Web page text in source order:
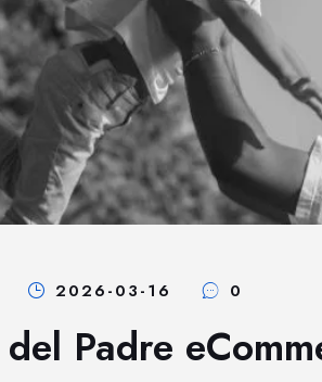
2026-03-16 0
Padre